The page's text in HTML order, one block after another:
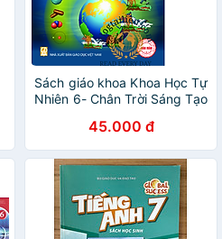
Sách giáo khoa Khoa Học Tự
Nhiên 6- Chân Trời Sáng Tạo
45.000 đ